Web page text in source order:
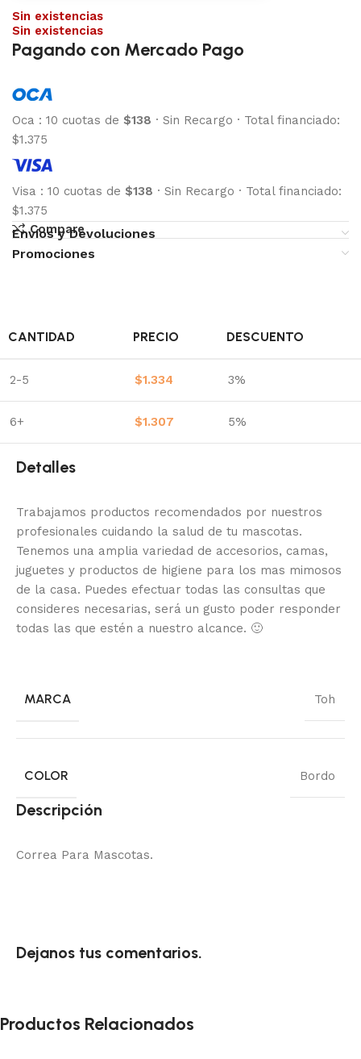
Sin existencias
Sin existencias
Pagando con Mercado Pago
Oca : 10 cuotas de $138 · Sin Recargo · Total financiado:
$1.375
Visa : 10 cuotas de $138 · Sin Recargo · Total financiado:
$1.375
Compare
Envíos y Devoluciones
Promociones
CANTIDAD PRECIO DESCUENTO
2-5 $1.334 3%
6+ $1.307 5%
Detalles
Trabajamos productos recomendados por nuestros
profesionales cuidando la salud de tu mascotas.
Tenemos una amplia variedad de accesorios, camas,
juguetes y productos de higiene para los mas mimosos
de la casa. Puedes efectuar todas las consultas que
consideres necesarias, será un gusto poder responder
todas las que estén a nuestro alcance. 🙂
MARCA Toh
COLOR Bordo
Descripción
Correa Para Mascotas.
Dejanos tus comentarios.
Productos Relacionados